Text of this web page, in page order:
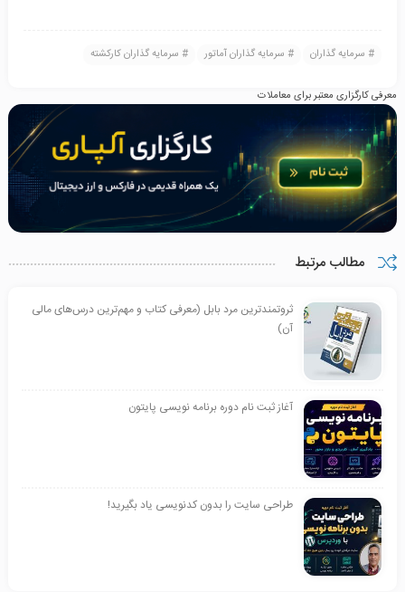
سرمایه گذاران سرمایه گذاران آماتور سرمایه گذاران کارکشته
معرفی کارگزاری معتبر برای معاملات
مطالب مرتبط
ثروتمندترین مرد بابل (معرفی کتاب و مهم‌ترین درس‌های مالی
آن)
آغاز ثبت نام دوره برنامه نویسی پایتون
طراحی سایت را بدون کدنویسی یاد بگیرید!